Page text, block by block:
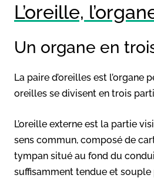
L’oreille,
Un organe en
La paire d’oreilles est
oreilles se divisent en trois
L’oreille externe est la partie
sens commun, composé de
tympan situé au fond du
suffisamment tendue et